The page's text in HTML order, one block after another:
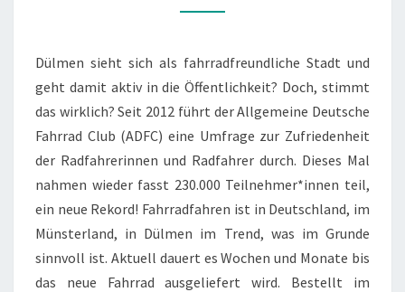
Dülmen sieht sich als fahrradfreundliche Stadt und
geht damit aktiv in die Öffentlichkeit? Doch, stimmt
das wirklich? Seit 2012 führt der Allgemeine Deutsche
Fahrrad Club (ADFC) eine Umfrage zur Zufriedenheit
der Radfahrerinnen und Radfahrer durch. Dieses Mal
nahmen wieder fasst 230.000 Teilnehmer*innen teil,
ein neue Rekord! Fahrradfahren ist in Deutschland, im
Münsterland, in Dülmen im Trend, was im Grunde
sinnvoll ist. Aktuell dauert es Wochen und Monate bis
das neue Fahrrad ausgeliefert wird. Bestellt im